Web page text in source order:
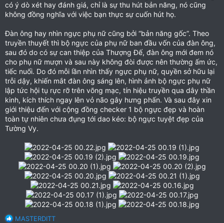
có ý dò xét hay đánh giá, chỉ là sự thu hút bản năng, nó cũng
không đồng nghĩa với việc bạn thực sự cuốn hút họ.
Đàn ông hay nhìn ngực phụ nữ cũng bởi “bản năng gốc”. Theo
truyền thuyết thì bộ ngực của phụ nữ ban đầu vốn của đàn ông,
sau đó do có sự can thiệp của Thượng Đế, đàn ông mới đem nó
cho phụ nữ mượn và sau này không đòi được nên thường ấm ức,
tiếc nuối. Do đó mỗi lần nhìn thấy ngực phụ nữ, quyền sở hữu lại
trỗi dậy, khiến mắt đàn ông sáng lên, hình ảnh bộ ngực phụ nữ
lập tức hội tụ rực rỡ trên võng mạc, tín hiệu truyền qua dây thần
kinh, kích thích ngay lên vỏ não gây hưng phấn. Và sau đây xin
giới thiệu đến với cộng đồng checker 1 bộ ngực đẹp và hoàn
toàn tự nhiên chưa đụng tới dao kéo: bộ ngực tuyệt đẹp của
Tường Vy.
R
MASTERDITT